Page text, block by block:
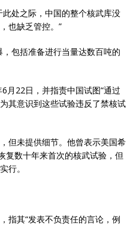
处之际，中国的整个核武库没
也缺乏管控。”
包括准备进行当量达数百吨的
月22日，并指责中国试图“通过
其意识到这些试验违反了禁核试
但未提供细节。他曾表示美国希
复数十年来首次的核武试验，但
行。
指其“发表不负责任的言论，例